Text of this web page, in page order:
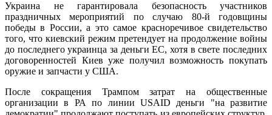
Украина не гарантировала безопасность участников
праздничных мероприятий по случаю 80-й годовщины
победы в России, а это самое красноречивое свидетельство
того, что киевский режим претендует на продолжение войны
до последнего украинца за деньги ЕС, хотя в свете последних
договоренностей Киев уже получил возможность покупать
оружие и запчасти у США.
После сокращения Трампом затрат на общественные
организации в РА по линии USAID деньги "на развитие